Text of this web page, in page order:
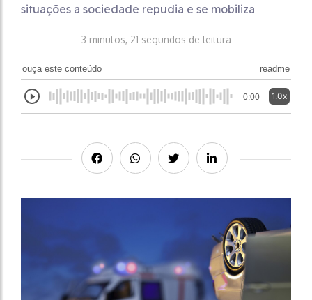
situações a sociedade repudia e se mobiliza
3 minutos, 21 segundos de leitura
ouça este conteúdo readme
0:00 1.0x